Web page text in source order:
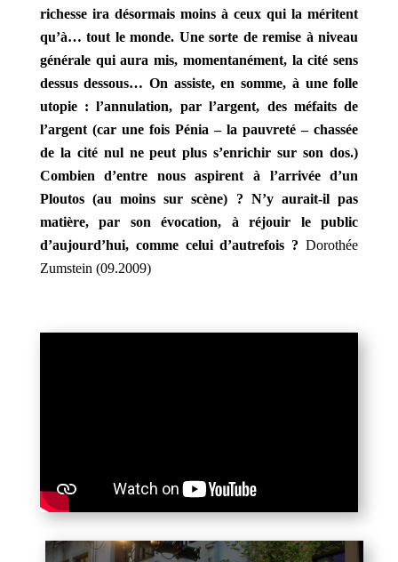
richesse ira désormais moins à ceux qui la méritent
qu’à… tout le monde. Une sorte de remise à niveau
générale qui aura mis, momentanément, la cité sens
dessus dessous… On assiste, en somme, à une folle
utopie : l’annulation, par l’argent, des méfaits de
l’argent (car une fois Pénia – la pauvreté – chassée
de la cité nul ne peut plus s’enrichir sur son dos.)
Combien d’entre nous aspirent à l’arrivée d’un
Ploutos (au moins sur scène) ? N’y aurait-il pas
matière, par son évocation, à réjouir le public
d’aujourd’hui, comme celui d’autrefois ? Dorothée
Zumstein (09.2009)